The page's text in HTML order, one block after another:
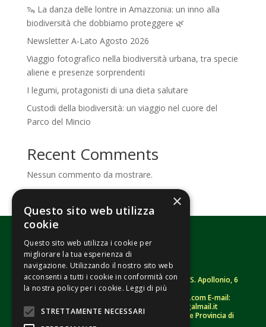
🦦 La danza delle lontre in Amazzonia: un inno alla
biodiversità che dobbiamo proteggere 🌿
Newsletter A-Lato Agosto 2026
Viaggio fotografico nella biodiversità urbana, tra specie
aliene e presenze sorprendenti
I legumi, protagonisti di una dieta salutare
Custodi della biodiversità: un viaggio nel cuore del
Parco del Mincio
Recent Comments
Nessun commento da mostrare.
Fondazione Senza Frontiere – ETS |Strada S. Apollonio, 6
– 46042 Castel Goffredo (MN)
– Sito: www.senzafrontiere.com E-mail:
tenuapol@gmail.com– Pec:tenuapol@legalmail.it
C. F. 90008460207 – Registro persone giuridiche Provincia di
Mantova n. 243 (sospeso)
×
Questo sito web utilizza
cookie
Questo sito web utilizza i cookie per
migliorare la tua esperienza di
navigazione. Utilizzando il nostro sito web
acconsenti a tutti i cookie in conformità con
la nostra policy per i cookie. Leggi di più
STRETTAMENTE NECESSARI